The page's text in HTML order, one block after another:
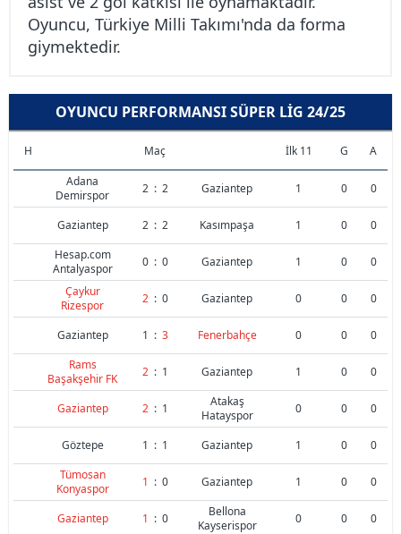
Oyuncu, Türkiye Milli Takımı'nda da forma
giymektedir.
OYUNCU PERFORMANSI SÜPER LIG 24/25
H Maç İlk 11 G
A
Adana
Demirspor
2 : 2 Gaziantep 1 0 0
Gaziantep 2 : 2 Kasımpaşa 1 0
0
Hesap.com
Antalyaspor
0 : 0 Gaziantep 1 0
0
Çaykur
Rizespor
2 : 0 Gaziantep 0 0 0
Gaziantep 1 : 3 Fenerbahçe 0 0
0
Rams
Başakşehir FK
2 : 1 Gaziantep 1 0 0
Gaziantep 2 : 1
Atakaş
Hatayspor
0 0 0
Göztepe 1 : 1 Gaziantep 1 0
0
Tümosan
Konyaspor
1 : 0 Gaziantep 1 0 0
Gaziantep 1 : 0
Bellona
Kayserispor
0 0 0